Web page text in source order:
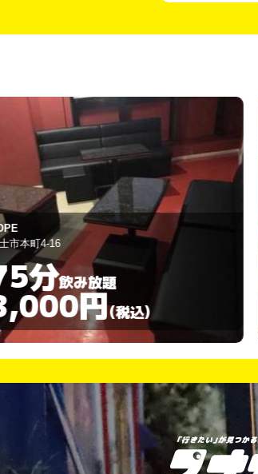
よるかふぇＭegu
富士市平垣本町14－14
60分
3,000円